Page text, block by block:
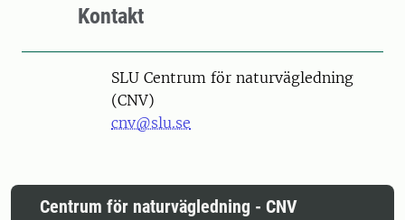
Kontakt
SLU Centrum för naturvägledning
(CNV)
cnv@slu.se
Centrum för naturvägledning - CNV